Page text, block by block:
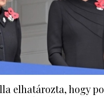
elhatározta, hogy